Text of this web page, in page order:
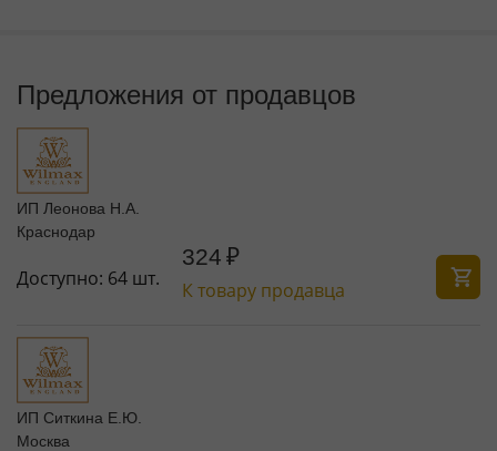
Предложения от продавцов
ИП Леонова Н.А.
Краснодар
Доступно: 64 шт.
324 ₽
К товару продавца
ИП Ситкина Е.Ю.
Москва